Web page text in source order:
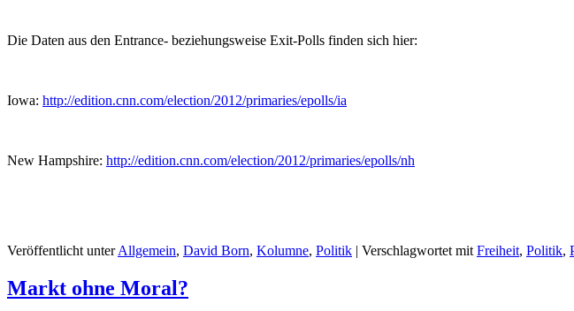
Die Daten aus den Entrance- beziehungsweise Exit-Polls finden sich hier:
Iowa: http://edition.cnn.com/election/2012/primaries/epolls/ia
New Hampshire: http://edition.cnn.com/election/2012/primaries/epolls/nh
Veröffentlicht unter Allgemein, David Born, Kolumne, Politik | Verschlagwortet mit Freiheit, Politik,
Markt ohne Moral?